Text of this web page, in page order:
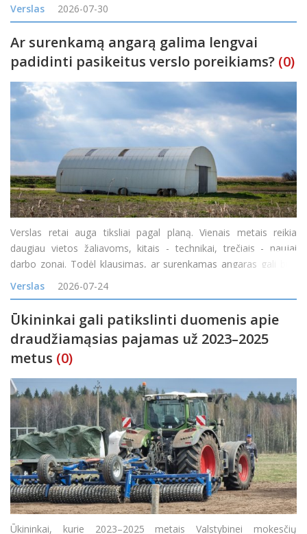
skirtingose degalinėse ir rasti pi
Verslas 2026-07-30
Ar surenkamą angarą galima lengvai
padidinti pasikeitus verslo poreikiams? (0)
Verslas retai auga tiksliai pagal planą. Vienais metais reikia
daugiau vietos žaliavoms, kitais - technikai, trečiais - naujai
darbo zonai. Todėl klausimas, ar surenkamas angaras gali būti
padidintas, yra labai praktiškas. Atsakymas dažniausiai priklauso
nuo konstrukcijos tipo, pradinio proje
Verslas 2026-07-24
Ūkininkai gali patikslinti duomenis apie
draudžiamąsias pajamas už 2023–2025
metus (0)
Ūkininkai, kurie 2023–2025 metais Valstybinei mokesčių